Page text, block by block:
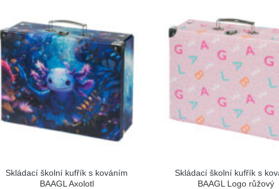
Skládací školní kufřík s kováním
BAAGL Axolotl
Skládací školní kufřík s
BAAGL Logo růžový